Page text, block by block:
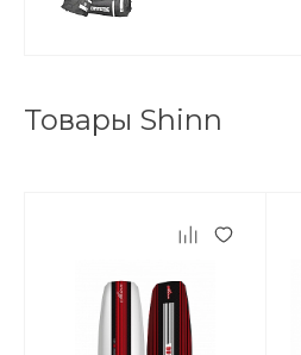
Товары Shinn